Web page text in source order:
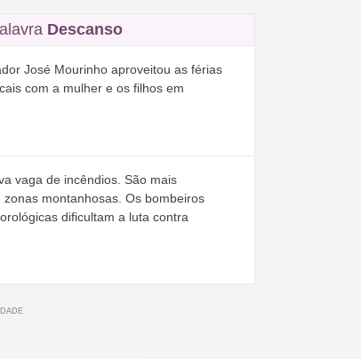
Descanso
José Mourinho aproveitou as férias
com a mulher e os filhos em
vaga de incêndios. São mais
montanhosas. Os bombeiros
dificultam a luta contra